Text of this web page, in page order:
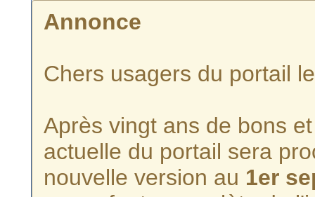
Annonce
Chers usagers du portail
Après vingt ans de bons
actuelle du portail sera
nouvelle version au 1er